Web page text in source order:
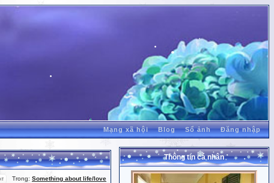
Mạng xã hội Blog Sổ ảnh Đăng nhập
Trong: Something about life/love
Thông tin cá nhân